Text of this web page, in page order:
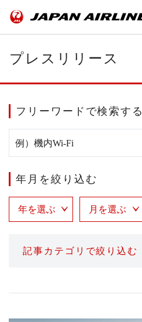
プレスリリース
フリーワードで検索する
年月を絞り込む
記事カテゴリで絞り込む